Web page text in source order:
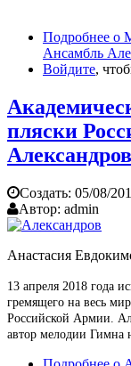
Подробнее о
Ансамбль
Войдите,
пляски
Александров
Создать: 05/08/
Автор: admin
Анастасия
13 апреля 2018 года
гремящего на весь
Российской Армии.
автор мелодии Гимна